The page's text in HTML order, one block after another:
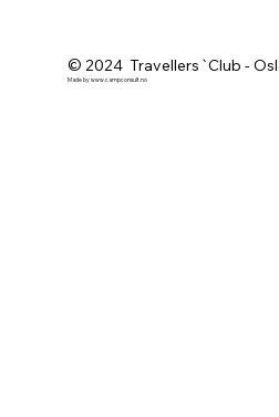
© 2024 Travellers`Club -
Made bywww.campconsult.no